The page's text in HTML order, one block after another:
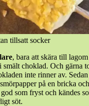
tillsatt socker
, bara att skära till
smält choklad. Och gärna
inte rinner av.
på en bricka
som fryst och kändes
söt.